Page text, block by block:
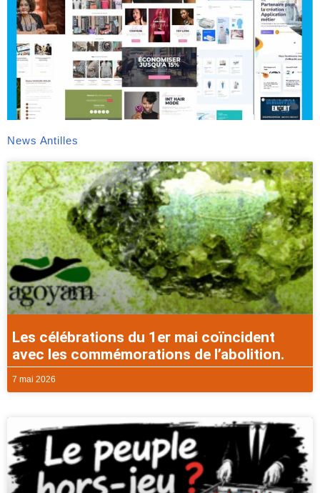
News Antilles
Les célébrations du 1er mai coïncident
avec les commémorations de l’abolition.
7 mai 2026